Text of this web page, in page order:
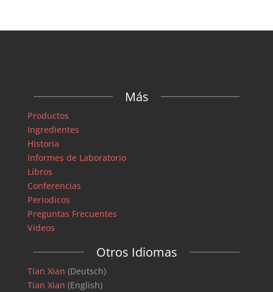
Más
Productos
Ingredientes
Historia
Informes de Laboratorio
Libros
Conferencias
Periodicos
Preguntas Frecuentes
Videos
Otros Idiomas
Tian Xian (Deutsch)
Tian Xian (English)